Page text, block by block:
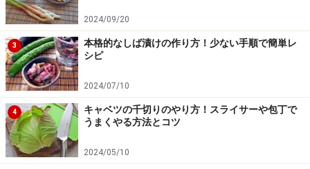
Amazonで人気レシピの書籍をチェック！
楽天市場で人気レシピの書籍をチェック！
2024/09/20
3
本格的なしば漬けの作り方！少ない手順で簡単レ
シピ
2024/07/10
4
キャベツの千切りのやり方！スライサーや包丁で
うまくやる方法とコツ
2024/05/10